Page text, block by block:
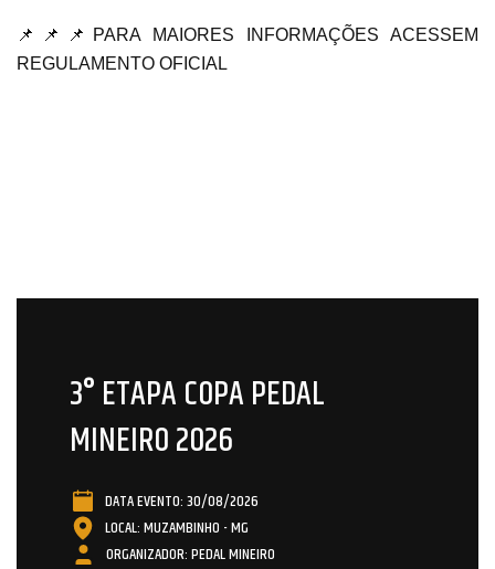
📌📌📌PARA MAIORES INFORMAÇÕES ACESSEM
REGULAMENTO OFICIAL
3° ETAPA COPA PEDAL
MINEIRO 2026
DATA EVENTO: 30/08/2026
LOCAL: MUZAMBINHO - MG
ORGANIZADOR: PEDAL MINEIRO